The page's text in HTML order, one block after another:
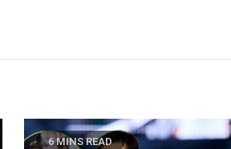
6 MINS READ